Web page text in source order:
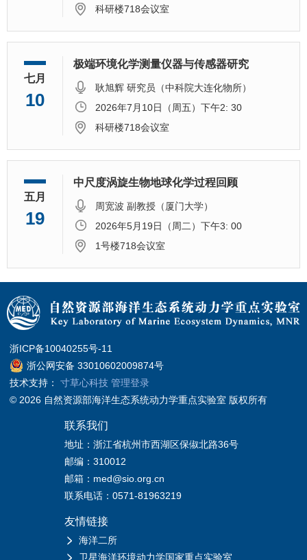
科研楼718会议室
七月
10
极端环境化学测量仪器与传感器研究
耿旭辉 研究员（中科院大连化物所）
2026年7月10日（周五）下午2: 30
科研楼718会议室
五月
19
中尺度涡旋生物地球化学过程回顾
周宽波 副教授（厦门大学）
2026年5月19日（周二）下午3: 00
1号楼718会议室
浙ICP备10040255号-11
浙公网安备 33010602009874号
技术支持：寸草心科技 管理登录
© 2026 自然资源部海洋生态系统动力学重点实验室 版权所有
联系我们
地址：浙江省杭州市西湖区保俶北路36号
邮编：310012
邮箱：med@sio.org.cn
联系电话：0571-81963219
友情链接
海洋二所
卫星海洋环境动力学国家重点实验室